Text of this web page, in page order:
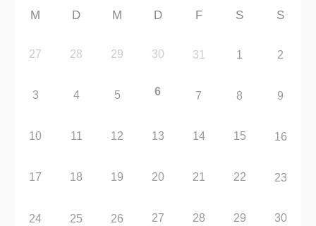
M D M D F S S
27 28 29 30 31 1 2
3 4 5 6 7 8 9
10 11 12 13 14 15 16
17 18 19 20 21 22 23
24 25 26 27 28 29 30